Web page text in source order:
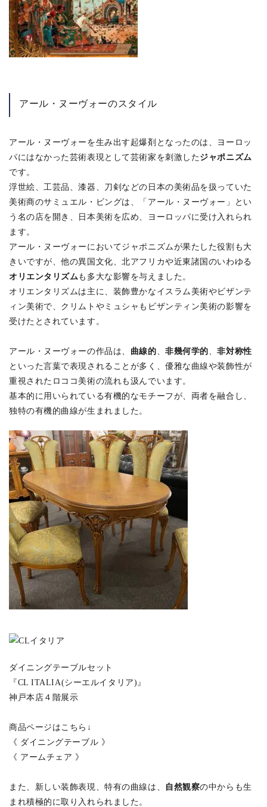
アール・ヌーヴォーのスタイル
アール・ヌーヴォーを生み出す起爆剤となったのは、ヨーロッ
パにはなかった芸術表現として芸術家を刺激したジャポニズム
です。
浮世絵、工芸品、漆器、刀剣などの日本の美術品を扱っていた
美術商のサミュエル・ビングは、「アール・ヌーヴォー」とい
う名の店を開き、日本美術を広め、ヨーロッパに受け入れられ
ます。
アール・ヌーヴォーにおいてジャポニズムが果たした役割も大
きいですが、他の異国文化、北アフリカや近東諸国のいわゆる
オリエンタリズム も多大な影響を与えました。
オリエンタリズムは主に、装飾豊かなイスラム美術やビザンテ
ィン美術で、クリムトやミュシャもビザンティン美術の影響を
受けたとされています。
アール・ヌーヴォーの作品は、 曲線的 、非幾何学的 、非対称性
といった言葉で表現されることが多く、優雅な曲線や装飾性が
重視されたロココ美術の流れも汲んでいます。
基本的に用いられている有機的なモチーフが、両者を融合し、
独特の有機的曲線が生まれました。
ダイニングテーブルセット
『CL ITALIA(シーエルイタリア)』
神戸本店４階展示
商品ページはこちら↓
《 ダイニングテーブル 》
《 アームチェア 》
また、新しい装飾表現、特有の曲線は、 自然観察の中からも生
まれ積極的に取り入れられました。